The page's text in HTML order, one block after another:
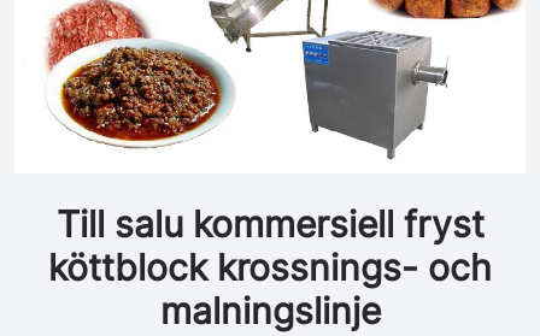
Till salu kommersiell fryst
köttblock krossnings- och
malningslinje